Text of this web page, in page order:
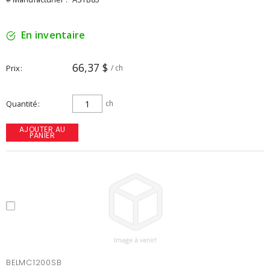
En inventaire
Prix 66,37 $ / ch
Quantité ch
AJOUTER AU
PANIER
BELMC1200SB